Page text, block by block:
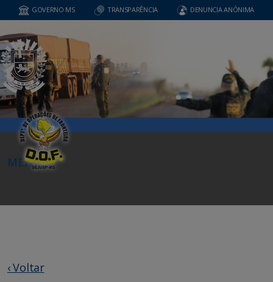
GOVERNO MS TRANSPARÊNCIA DENUNCIA ANÔNIMA
MENU
‹ Voltar